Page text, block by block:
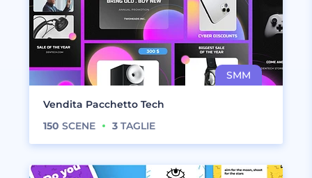
Vendita Pacchetto Tech
150 SCENE 3 TAGLIE